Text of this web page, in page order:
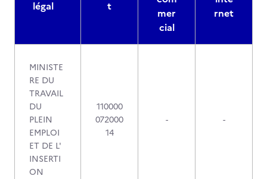
légal
t
mer
cial
rnet
MINISTE
RE DU
TRAVAIL
DU
PLEIN
EMPLOI
ET DE L'
INSERTI
ON
110000
072000
14
- -